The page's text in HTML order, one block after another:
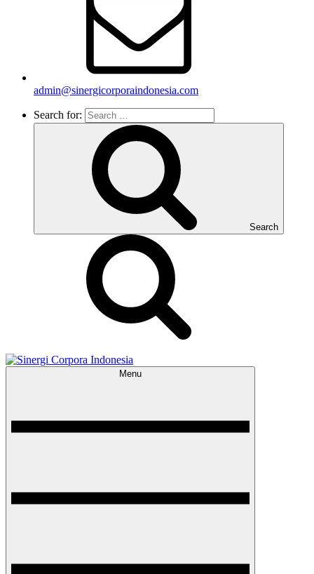
admin@sinergicorporaindonesia.com
Search for:
Search
Menu